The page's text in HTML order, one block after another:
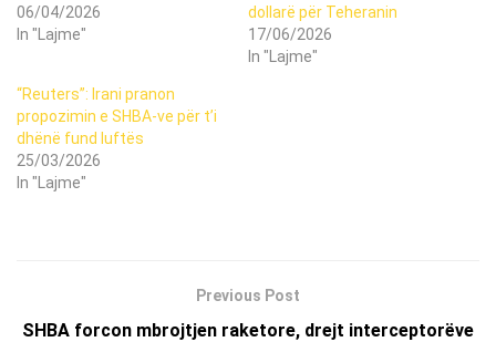
06/04/2026
In "Lajme"
dollarë për Teheranin
17/06/2026
In "Lajme"
“Reuters”: Irani pranon
propozimin e SHBA-ve për t’i
dhënë fund luftës
25/03/2026
In "Lajme"
Previous Post
SHBA forcon mbrojtjen raketore, drejt interceptorëve